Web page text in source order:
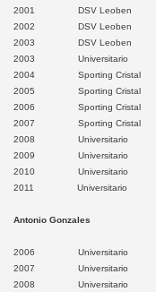
2001 DSV Leoben
2002 DSV Leoben
2003 DSV Leoben
2003 Universitario
2004 Sporting Cristal
2005 Sporting Cristal
2006 Sporting Cristal
2007 Sporting Cristal
2008 Universitario
2009 Universitario
2010 Universitario
2011 Universitario
Antonio Gonzales
2006 Universitario
2007 Universitario
2008 Universitario
Cruz
Ignacio